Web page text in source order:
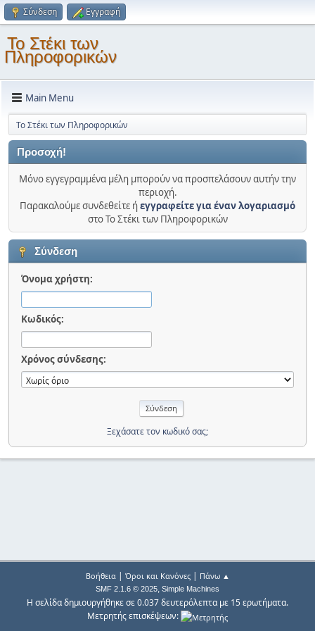
Σύνδεση Εγγραφή
Το Στέκι των
Πληροφορικών
Main Menu
Το Στέκι των Πληροφορικών
Προσοχή!
Μόνο εγγεγραμμένα μέλη μπορούν να προσπελάσουν αυτήν την
περιοχή.
Παρακαλούμε συνδεθείτε ήεγγραφείτε για έναν λογαριασμό
στο Το Στέκι των Πληροφορικών
Σύνδεση
Όνομα χρήστη:
Κωδικός:
Χρόνος σύνδεσης:
Ξεχάσατε τον κωδικό σας;
Βοήθεια| Όροι και Κανόνες| Πάνω ▲
SMF 2.1.6 © 2025, Simple Machines
Η σελίδα δημιουργήθηκε σε 0.037 δευτερόλεπτα με 15 ερωτήματα.
Μετρητής επισκέψεων: